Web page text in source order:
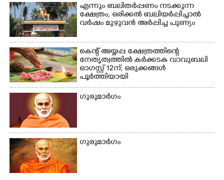
എന്നും ബലിതർപ്പണം നടക്കുന്ന
ക്ഷേത്രം,​ ഒരിക്കൽ ബലിയർപ്പിച്ചാൽ
വർഷം മുഴുവൻ അർപ്പിച്ച പുണ്യം
കെന്റ് അയ്യപ്പ ക്ഷേത്രത്തിന്റെ
നേതൃത്വത്തിൽ കർക്കടക വാവുബലി
ഓഗസ്റ്റ് 12ന്; ഒരുക്കങ്ങൾ
പൂർത്തിയായി
ഗുരുമാർഗം
ഗുരുമാർഗം
Share this link